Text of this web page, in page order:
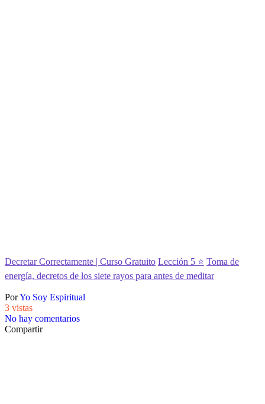
Decretar Correctamente | Curso Gratuito Lección 5 ⭐ Toma de
energía, decretos de los siete rayos para antes de meditar
PorYo Soy Espiritual
3 vistas
No hay comentarios
Compartir